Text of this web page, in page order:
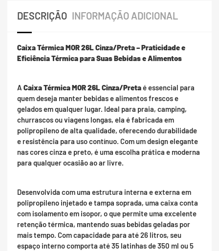
DESCRIÇÃO INFORMAÇÃO ADICIONAL
Caixa Térmica MOR 26L Cinza/Preta – Praticidade e
Eficiência Térmica para Suas Bebidas e Alimentos
A Caixa Térmica MOR 26L Cinza/Pretaé essencial para
quem deseja manter bebidas e alimentos frescos e
gelados em qualquer lugar. Ideal para praia, camping,
churrascos ou viagens longas, ela é fabricada em
polipropileno de alta qualidade, oferecendo durabilidade
e resistência para uso contínuo. Com um design elegante
nas cores cinza e preto, é uma escolha prática e moderna
para qualquer ocasião ao ar livre.
Desenvolvida com uma estrutura interna e externa em
polipropileno injetado e tampa soprada, uma caixa conta
com isolamento em isopor, o que permite uma excelente
retenção térmica, mantendo suas bebidas geladas por
mais tempo. Com capacidade para até 26 litros, seu
espaço interno comporta até 35 latinhas de 350 ml ou 5